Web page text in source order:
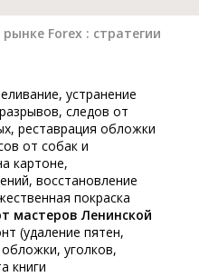
Forex : стратегии
устранение
следов от
реставрация обложки
от собак и
картоне,
восстановление
покраска
мастеров Ленинской
(удаление пятен,
уголков,
книги